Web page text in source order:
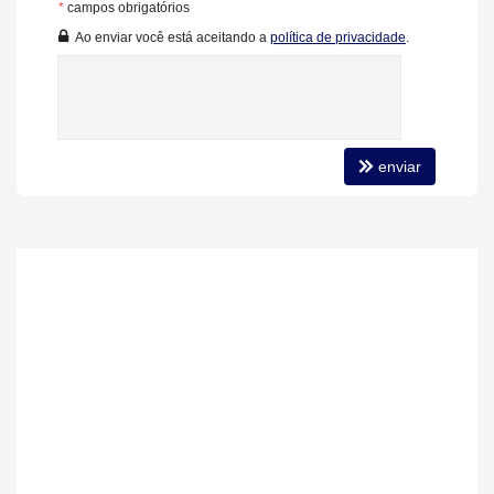
Área de Serviço
Living
* campos obrigatórios
Ao enviar você está aceitando a política de privacidade
enviar